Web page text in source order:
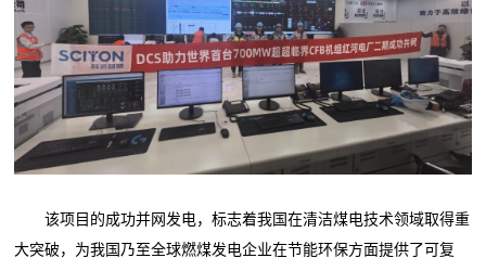
该项目的成功并网发电，标志着我国在清洁煤电技术领域取得重
大突破，为我国乃至全球燃煤发电企业在节能环保方面提供了可复